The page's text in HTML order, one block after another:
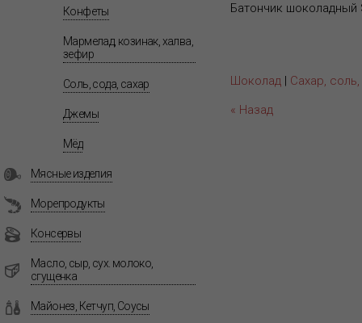
Конфеты
Мармелад, козинак, халва,
зефир
Соль, сода, сахар
Джемы
Мёд
Мясные изделия
Морепродукты
Консервы
Масло, сыр, сух. молоко,
сгущенка
Майонез, Кетчуп, Соусы
Батончик шоколадный
Шоколад | Сахар,
« Назад